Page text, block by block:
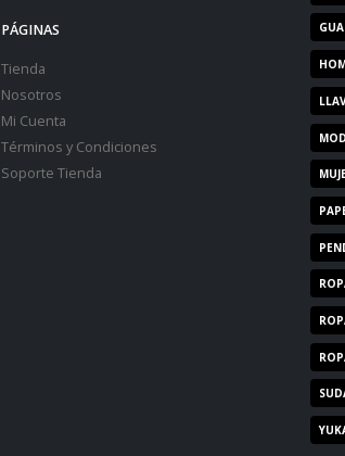
PÁGINAS
Tienda
Nosotros
Mi Cuenta
Términos y Condiciones
Soporte Tienda